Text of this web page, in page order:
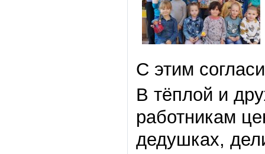
С этим
В тёплой и
работникам
дедушках,